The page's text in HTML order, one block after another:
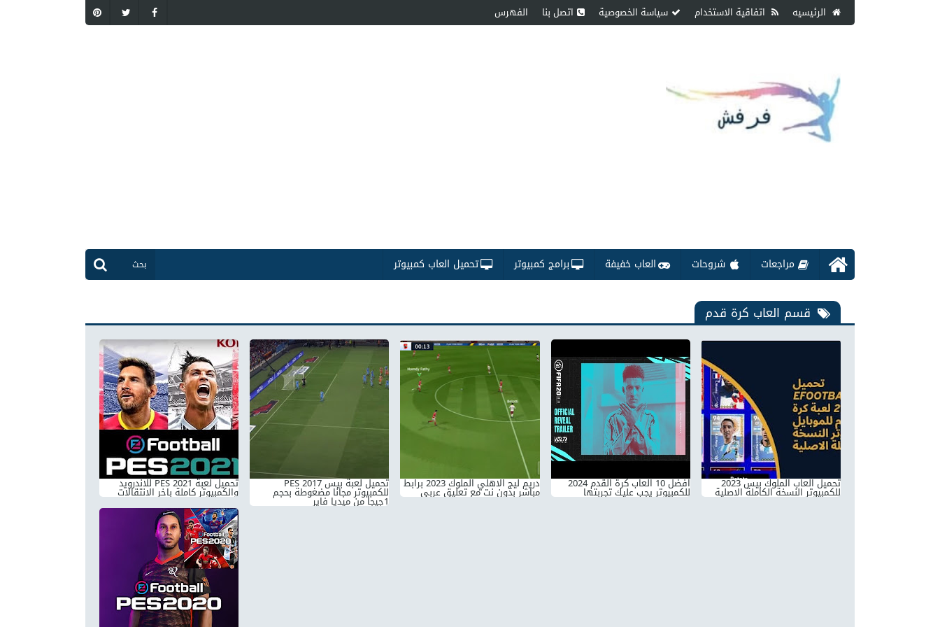
الرئيسيه اتفاقية الاستخدام سياسة الخصوصية اتصل بنا الفهرس
مراجعات شروحات العاب خفيفة برامج كمبيوتر تحميل العاب كمبيوتر
قسم العاب كرة قدم
تحميل العاب الملوك بيس 2023
للكمبيوتر النسخة الكاملة الاصلية
افضل 10 العاب كرة القدم 2024
للكمبيوتر يجب عليك تجربتها
دريم ليج الاهلي الملوك 2023 برابط
مباشر بدون نت مع تعليق عربي
تحميل لعبة بيس 2017 PES
للكمبيوتر مجانا مضغوطة بحجم
1جيجا من ميديا فاير
تحميل لعبة PES 2021 للاندرويد
والكمبيوتر كاملة باخر الانتقالات